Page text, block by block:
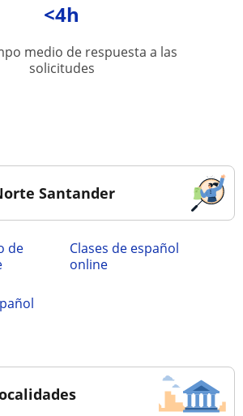
<4h
medio de respuesta a las
solicitudes
Santander
Clases de español
online